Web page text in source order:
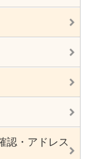
認・アドレス